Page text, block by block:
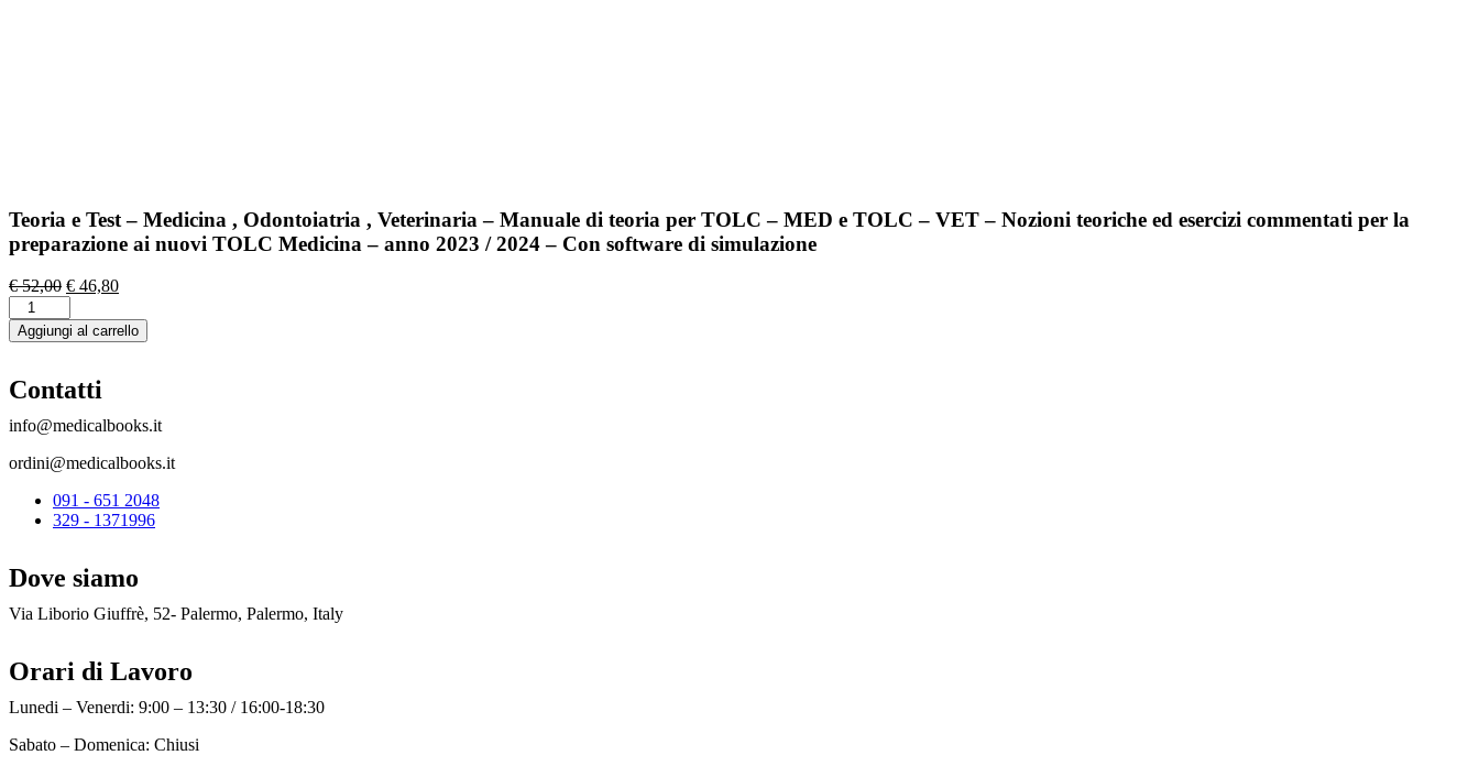
Teoria e Test – Medicina , Odontoiatria , Veterinaria – Manuale di teoria per TOLC – MED e TOLC – VET – Nozioni teoriche ed esercizi commentati per la
preparazione ai nuovi TOLC Medicina – anno 2023 / 2024 – Con software di simulazione
€52,00 Il
originale
era:
€ 46,80Il
attuale
è:
Teoria
e
Test
Medicina
Odontoiatria
Veterinaria
Manuale
TOLC
MED
TOLC
-
VET
Nozioni
Aggiungi al carrello
Contatti
info@medicalbooks.it
ordini@medicalbooks.it
091 - 651 2048
329 - 1371996
Dove siamo
Via Liborio Giuffrè, 52- Palermo, Palermo, Italy
Orari di Lavoro
Lunedi – Venerdi: 9:00 – 13:30 / 16:00-18:30
Sabato – Domenica: Chiusi